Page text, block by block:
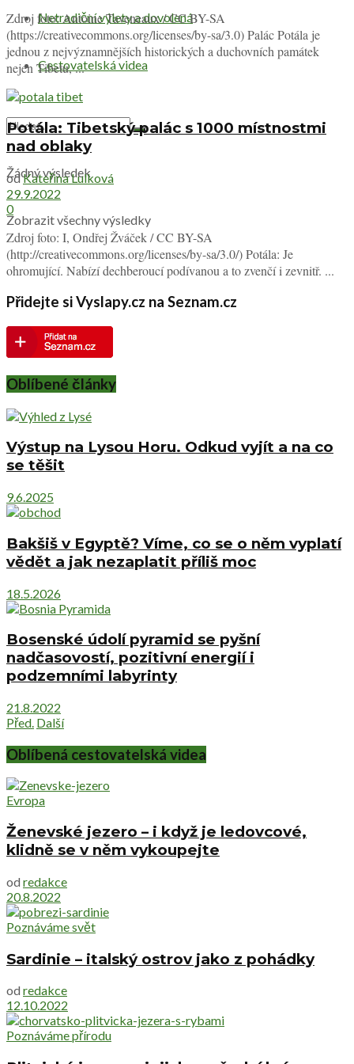
Netradiční výlety a dovolená
Cestovatelská videa
Žádný výsledek
Zobrazit všechny výsledky
Zdroj foto: Antoine Taveneaux / CC BY-SA
(https://creativecommons.org/licenses/by-sa/3.0) Palác Potála je
jednou z nejvýznamnějších historických a duchovních památek
nejen Tibetu, ...
Potála: Tibetský palác s 1000 místnostmi
nad oblaky
odKateřina Lulková
29.9.2022
0
Zdroj foto: I, Ondřej Žváček / CC BY-SA
(http://creativecommons.org/licenses/by-sa/3.0/) Potála: Je
ohromující. Nabízí dechberoucí podívanou a to zvenčí i zevnitř. ...
Přidejte si Vyslapy.cz na Seznam.cz
Oblíbené články
Výstup na Lysou Horu. Odkud vyjít a na co
se těšit
9.6.2025
Bakšiš v Egyptě? Víme, co se o něm vyplatí
vědět a jak nezaplatit příliš moc
18.5.2026
Bosenské údolí pyramid se pyšní
nadčasovostí, pozitivní energií i
podzemními labyrinty
21.8.2022
Před. Další
Oblíbená cestovatelská videa
Evropa
Ženevské jezero – i když je ledovcové,
klidně se v něm vykoupejte
od redakce
20.8.2022
Poznáváme svět
Sardinie – italský ostrov jako z pohádky
od redakce
12.10.2022
Poznáváme přírodu